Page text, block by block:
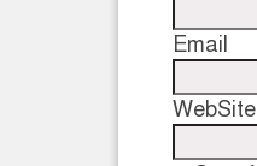
Email
WebSite